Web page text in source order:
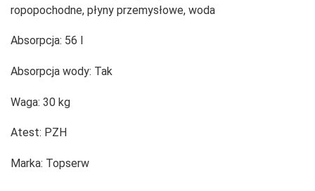
ropopochodne, płyny przemysłowe, woda
Absorpcja: 56 l
Absorpcja wody: Tak
Waga: 30 kg
Atest: PZH
Marka: Topserw